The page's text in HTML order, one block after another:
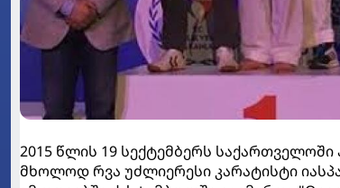
2015 წლის 19 სექტემბერს
მხოლოდ რვა უძლიერესი კარატისტი